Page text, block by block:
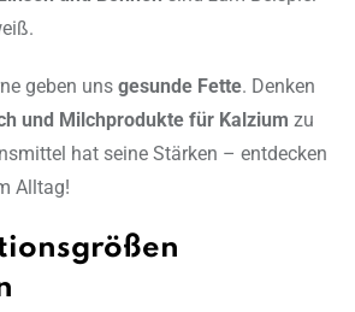
geben uns gesunde Fette. Denken
und Milchprodukte für Kalzium zu
hat seine Stärken – entdecken
Alltag!